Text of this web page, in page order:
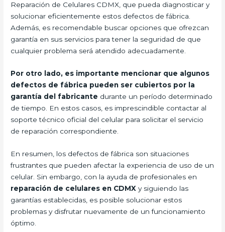
Reparación de Celulares CDMX, que pueda diagnosticar y
solucionar eficientemente estos defectos de fábrica.
Además, es recomendable buscar opciones que ofrezcan
garantía en sus servicios para tener la seguridad de que
cualquier problema será atendido adecuadamente.
Por otro lado, es importante mencionar que algunos
defectos de fábrica pueden ser cubiertos por la
garantía del fabricante durante un período determinado
de tiempo. En estos casos, es imprescindible contactar al
soporte técnico oficial del celular para solicitar el servicio
de reparación correspondiente.
En resumen, los defectos de fábrica son situaciones
frustrantes que pueden afectar la experiencia de uso de un
celular. Sin embargo, con la ayuda de profesionales en
reparación de celulares en CDMX y siguiendo las
garantías establecidas, es posible solucionar estos
problemas y disfrutar nuevamente de un funcionamiento
óptimo.